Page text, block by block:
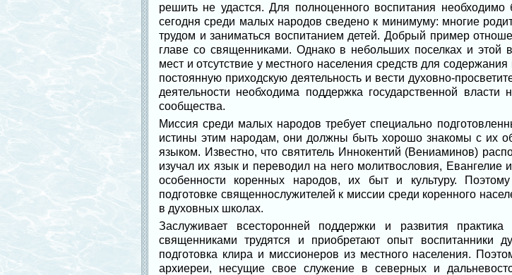
решить не удастся. Для полноценного воспитания необходимо
сегодня среди малых народов сведено к минимуму: многие
трудом и заниматься воспитанием детей. Добрый пример
главе со священниками. Однако в небольших поселках и этой
мест и отсутствие у местного населения средств для
постоянную приходскую деятельность и вести духовно-
деятельности необходима поддержка государственной
сообщества.
Миссия среди малых народов требует специально
истины этим народам, они должны быть хорошо знакомы с их
языком. Известно, что святитель Иннокентий (Вениаминов)
изучал их язык и переводил на него молитвословия,
особенности коренных народов, их быт и культуру.
подготовке священнослужителей к миссии среди коренного
в духовных школах.
Заслуживает всесторонней поддержки и развития
священниками трудятся и приобретают опыт воспитанники
подготовка клира и миссионеров из местного населения.
архиереи, несущие свое служение в северных и